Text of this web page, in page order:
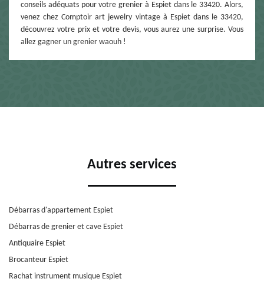
conseils adéquats pour votre grenier à Espiet dans le 33420. Alors,
venez chez Comptoir art jewelry vintage à Espiet dans le 33420,
découvrez votre prix et votre devis, vous aurez une surprise. Vous
allez gagner un grenier waouh !
Autres services
Débarras d'appartement Espiet
Débarras de grenier et cave Espiet
Antiquaire Espiet
Brocanteur Espiet
Rachat instrument musique Espiet